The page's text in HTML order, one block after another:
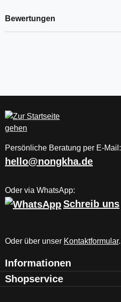
Bewertungen
Persönliche Beratung per E-Mail:
hello@nongkha.de
Oder via WhatsApp:
Schreib uns
Oder über unser Kontaktformular.
Informationen
Shopservice